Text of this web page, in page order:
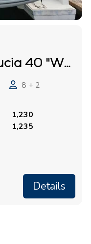
Fountaine Pajot Lucia 40 "Why Not"
8 + 2
1,230
1,235
Details